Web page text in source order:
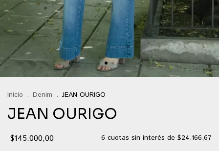
Inicio . Denim . JEAN OURIGO
JEAN OURIGO
$145.000,00 6 cuotas sin interés de $24.166,67